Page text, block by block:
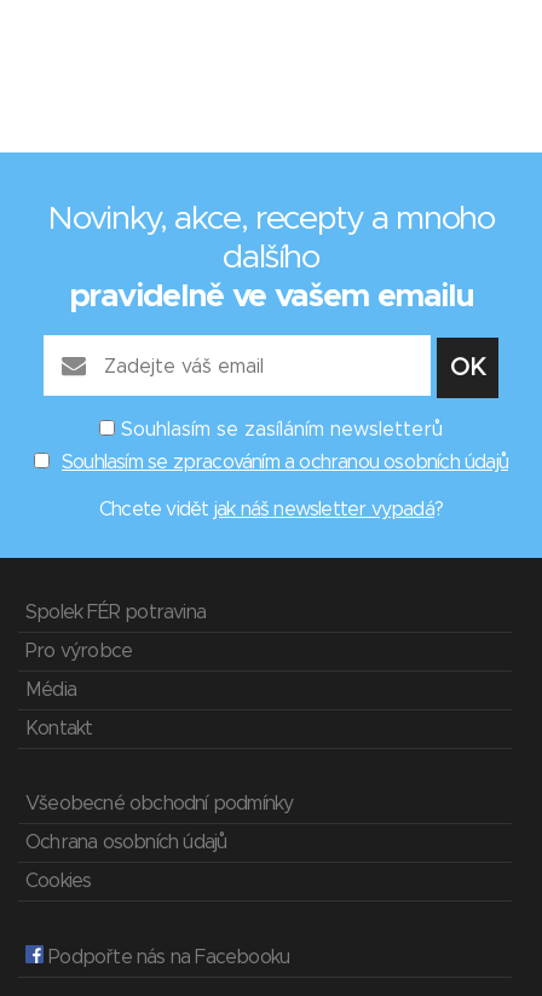
Novinky, akce, recepty a mnoho
dalšího
pravidelně ve vašem emailu
Souhlasím se zasíláním newsletterů
Souhlasím se zpracováním a ochranou osobních údajů
Chcete vidět jak náš newsletter vypadá?
Spolek FÉR potravina
Pro výrobce
Média
Kontakt
Všeobecné obchodní podmínky
Ochrana osobních údajů
Cookies
Podpořte nás na Facebooku